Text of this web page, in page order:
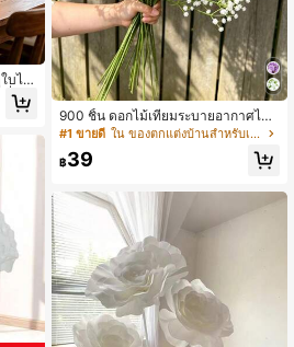
บไม้
สมจ
า ระ
บเ
เจ้า
900 ชิ้น ดอกไม้เทียมระบายอากาศได้
- ดอกยิปโซ เหมาะสำหรับการตกแต่งง
งโรงแรม การออกแบบดอกไม้ ดอกยิปโ
บวันครบรอบ งานแต่งงาน การหมั้น โร
งแรม งานรับปริญญา ฯลฯ (900/600/3
00/30 ดอกไม้) สวยงาม
#1 ขายดี ใน ของตกแต่งบ้านสำหรับเทศกาลแต่งงาน ของตกแต่งประดิ
฿39